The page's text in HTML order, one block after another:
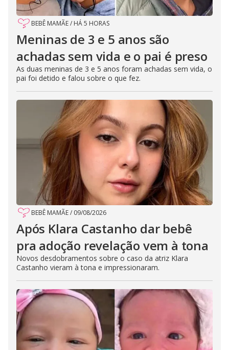
BEBÊ MAMÃE/ HÁ 5 HORAS
Meninas de 3 e 5 anos são
achadas sem vida e o pai é preso
As duas meninas de 3 e 5 anos foram achadas sem vida, o
pai foi detido e falou sobre o que fez.
BEBÊ MAMÃE/ 09/08/2026
Após Klara Castanho dar bebê
pra adoção revelação vem à tona
Novos desdobramentos sobre o caso da atriz Klara
Castanho vieram à tona e impressionaram.